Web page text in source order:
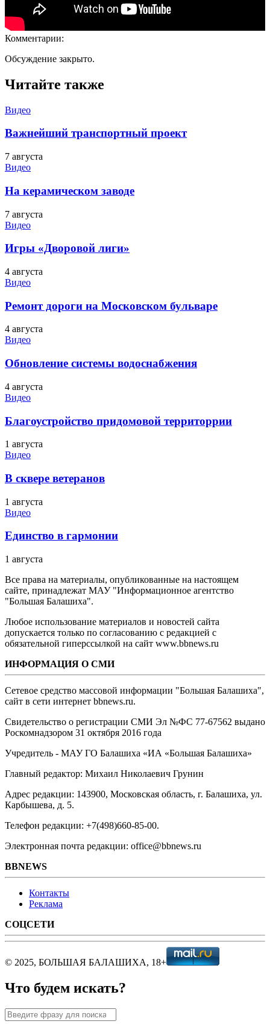
Комментарии:
Обсуждение закрыто.
Читайте также
Видео
Важнейший транспортный проект
7 августа
Видео
На керамическом заводе
7 августа
Видео
Игры «Дворовой лиги»
4 августа
Видео
Ремонт дороги на Московском бульваре
4 августа
Видео
Обновление системы водоснабжения
4 августа
Видео
Благоустройство придомовой территоррии
1 августа
Видео
В сквере ветеранов
1 августа
Видео
Единство в гармонии
1 августа
Все права на материалы, опубликованные на настоящем
сайте, принадлежат МАУ "Информационное агентство
"Большая Балашиха".
Любое использование материалов и новостей сайта
допускается только по согласованию с редакцией с
обязательной гиперссылкой на сайт www.bbnews.ru
ИНФОРМАЦИЯ О СМИ
Сетевое средство массовой информации "Большая Балашиха",
сайт в сети интернет bbnews.ru.
Свидетельство о регистрации СМИ Эл №ФС ‎77-67562 выдано
Роскомнадзором 31 октября 2016 года
Учредитель - МАУ ГО Балашиха «ИА «Большая Балашиха»
Главный редактор: Михаил Николаевич Грунин
Адрес редакции: 143900, Московская область, г. Балашиха, ул.
Карбышева, д. 5.
Телефон редакции: +7(498)660-85-00.
Электронная почта редакции: office@bbnews.ru
BBNEWS
Контакты
Реклама
СОЦСЕТИ
© 2025, БОЛЬШАЯ БАЛАШИХА, 18+
Что будем искать?